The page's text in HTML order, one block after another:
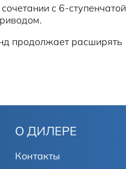
с 6-ступенчатой
продолжает расширять
О ДИЛЕРЕ
Контакты